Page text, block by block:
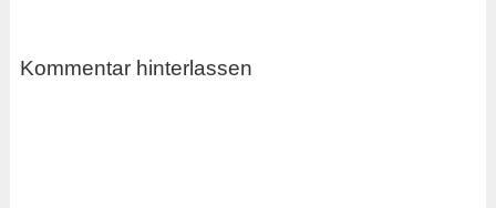
Kommentar hinterlassen